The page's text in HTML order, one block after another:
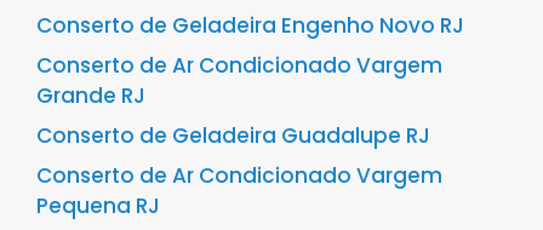
Conserto de Geladeira Engenho Novo RJ
Conserto de Ar Condicionado Vargem
Grande RJ
Conserto de Geladeira Guadalupe RJ
Conserto de Ar Condicionado Vargem
Pequena RJ